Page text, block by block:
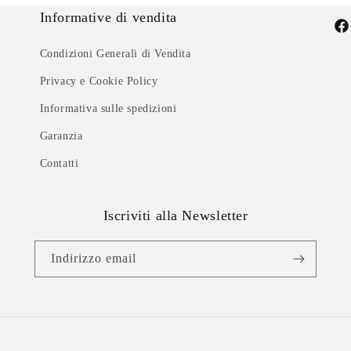
Informative di vendita
Condizioni Generali di Vendita
Privacy e Cookie Policy
Informativa sulle spedizioni
Garanzia
Contatti
Iscriviti alla Newsletter
Indirizzo email